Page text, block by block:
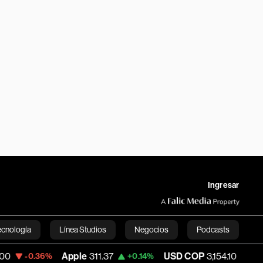
Ingresar
Línea Studios Negocios Podcasts
English
Apple 311.37 +0.14% USD COP 3,154.10 -0.69%